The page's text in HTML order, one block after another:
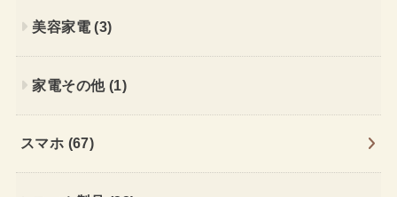
美容家電(3)
家電その他 (1)
スマホ (67)